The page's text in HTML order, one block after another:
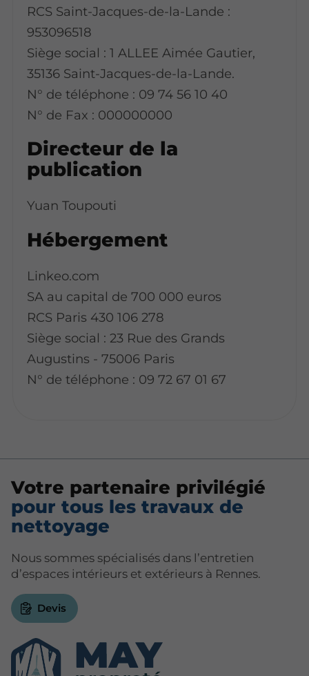
RCS Saint-Jacques-de-la-Lande :
953096518
Siège social : 1 ALLEE Aimée Gautier,
35136 Saint-Jacques-de-la-Lande.
N° de téléphone : 09 74 56 10 40
N° de Fax : 000000000
Directeur de la
publication
Yuan Toupouti
Hébergement
Linkeo.com
SA au capital de 700 000 euros
RCS Paris 430 106 278
Siège social : 23 Rue des Grands
Augustins - 75006 Paris
N° de téléphone : 09 72 67 01 67
Votre partenaire privilégié
pour tous les travaux de
nettoyage
Nous sommes spécialisés dans l’entretien
d’espaces intérieurs et extérieurs à Rennes.
Devis